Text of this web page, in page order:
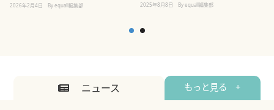
2026年2月4日 By equall編集部 2025年8月8日 By equall編集部
ニュース もっと見る +